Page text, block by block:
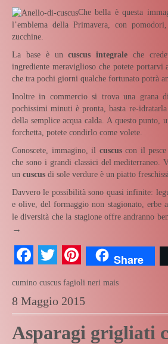
Che bella è questa
l’emblema della Primavera, con
zucchine.
La base è uncuscus integrale che
ingrediente meraviglioso che potete
che tra pochi giorni qualche fortunato potrà
Inoltre in commercio si trova una grana
pochissimi minuti è pronta, basta re-
della semplice acqua calda. A questo punto,
forchetta, potete condirlo come volete.
Conoscete, immagino, il cuscuscon il pesce
che sono i grandi classici del mediterraneo.
un cuscus di sole verdure è un piatto
Davvero le possibilità sono quasi infinite:
e olive, del formaggio non stagionato, erbe
le diversità che la stagione offre andranno
→
Facebook
TwitterPinterest
Share
cumino cuscus fagioli neri mais
8 Maggio 2015
Asparagi grigliati